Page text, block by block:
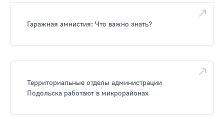
Гаражная амнистия: Что важно знать?
Территориальные отделы администрации
Подольска работают в микрорайонах